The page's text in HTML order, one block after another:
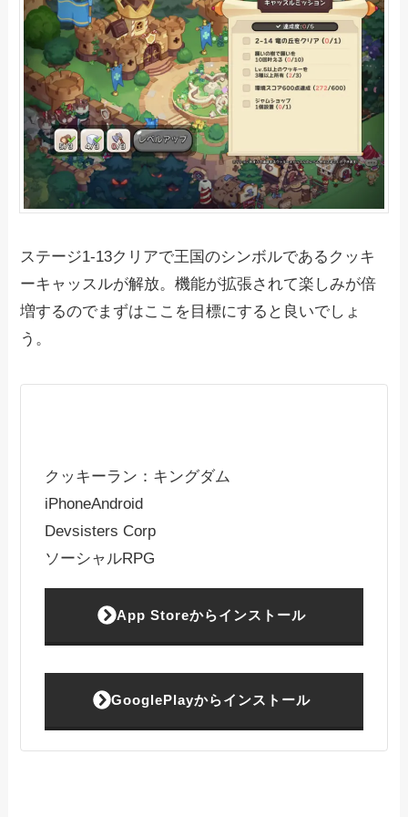
ステージ1-13クリアで王国のシンボルであるクッキ
ーキャッスルが解放。機能が拡張されて楽しみが倍
増するのでまずはここを目標にすると良いでしょ
う。
クッキーラン：キングダム
iPhoneAndroid
Devsisters Corp
ソーシャルRPG
App Storeからインストール
GooglePlayからインストール